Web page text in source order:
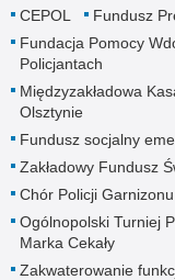
CEPOL
Fundusz
Fundacja Pomocy
Policjantach
Międzyzakładowa
Olsztynie
Fundusz socjalny
Zakładowy Fundusz
Chór Policji
Ogólnopolski Turniej
Marka Cekały
Zakwaterowanie